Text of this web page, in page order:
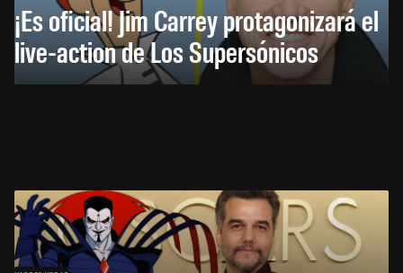
¡Es oficial! Jim Carrey protagonizará el
live-action de Los Supersónicos